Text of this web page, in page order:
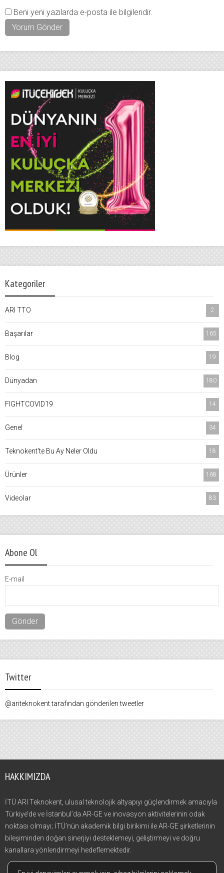
Beni yeni yazılarda e-posta ile bilgilendir.
Kategoriler
ARI TTO 2
Başarılar 165
Blog 19
Dünyadan 180
FIGHTCOVID19 14
Genel 34
Teknokent'te Bu Ay Neler Oldu 18
Ürünler 168
Videolar 83
Abone Ol
E-mail
Twitter
@ariteknokent tarafından gönderilen tweetler
HAKKIMIZDA
İTÜ ARI Teknokent, ulusal teknolojik altyapıyı güçlendirmek amacıyla
Türkiye’de ve İstanbul’da AR-GE ve inovasyon aktivitelerinin odak
noktası olmayı; İTÜ’nün akademik bilgi birikimi ile AR-GE şirketlerinin
bileşiminden doğan sinerjiyi desteklemeyi, geliştirmeyi ve doğru
kanallara yönlendirmeyi hedeflemektedir.